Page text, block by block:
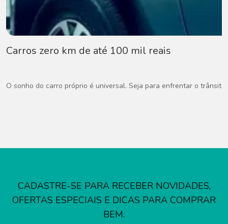
Carros zero km de até 100 mil reais
O sonho do carro próprio é universal. Seja para enfrentar o
CADASTRE-SE PARA RECEBER NOVIDADES,
OFERTAS ESPECIAIS E DICAS PARA COMPRAR
BEM.